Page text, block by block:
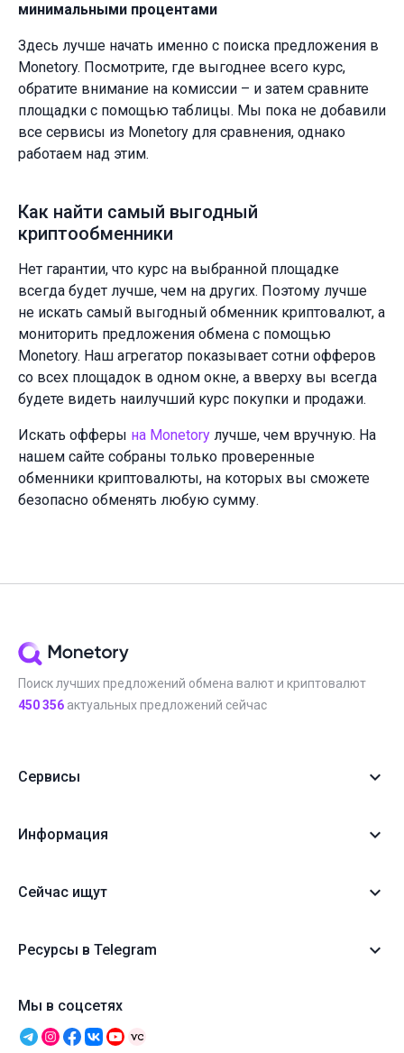
минимальными процентами
Здесь лучше начать именно с поиска предложения в
Monetory. Посмотрите, где выгоднее всего курс,
обратите внимание на комиссии – и затем сравните
площадки с помощью таблицы. Мы пока не добавили
все сервисы из Monetory для сравнения, однако
работаем над этим.
Как найти самый выгодный
криптообменники
Нет гарантии, что курс на выбранной площадке
всегда будет лучше, чем на других. Поэтому лучше
не искать самый выгодный обменник криптовалют, а
мониторить предложения обмена с помощью
Monetory. Наш агрегатор показывает сотни офферов
со всех площадок в одном окне, а вверху вы всегда
будете видеть наилучший курс покупки и продажи.
Искать офферы на Monetory лучше, чем вручную. На
нашем сайте собраны только проверенные
обменники криптовалюты, на которых вы сможете
безопасно обменять любую сумму.
Поиск лучших предложений обмена валют и криптовалют
450 356 актуальных предложений сейчас
Сервисы
Информация
Сейчас ищут
Ресурсы в Telegram
Мы в соцсетях